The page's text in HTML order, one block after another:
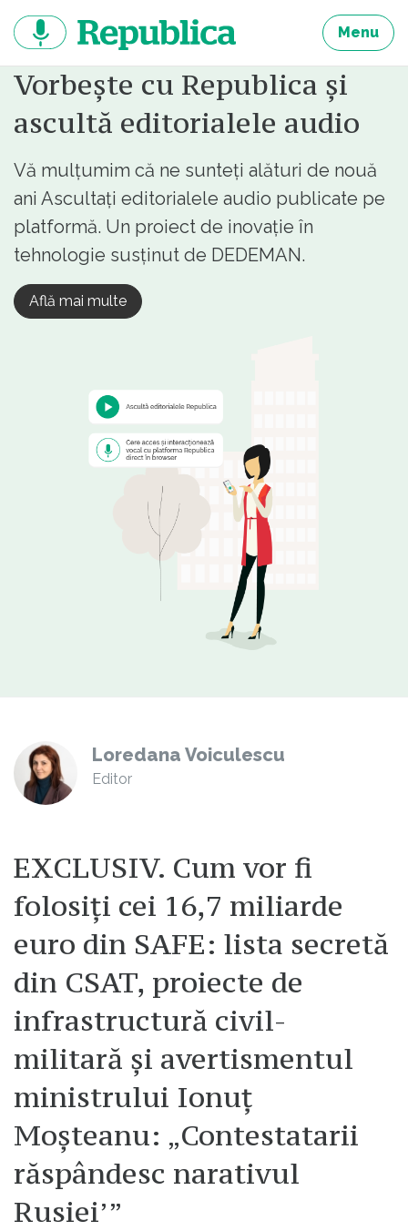
continut
Menu
Vorbește cu Republica și
ascultă editorialele audio
Vă mulțumim că ne sunteți alături de nouă
ani Ascultați editorialele audio publicate pe
platformă. Un proiect de inovație în
tehnologie susținut de DEDEMAN.
Află mai multe
Loredana Voiculescu
Editor
EXCLUSIV. Cum vor fi
folosiți cei 16,7 miliarde
euro din SAFE: lista secretă
din CSAT, proiecte de
infrastructură civil-
militară și avertismentul
ministrului Ionuț
Moșteanu: „Contestatarii
răspândesc narativul
Rusiei’”